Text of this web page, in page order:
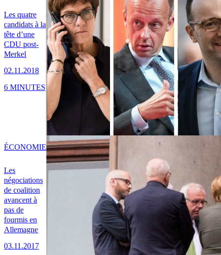
Les quatre
candidats à la
tête d’une
CDU post-
Merkel
02.11.2018
6 MINUTES
Les
négociations
de coalition
avancent à
pas de
fourmis en
Allemagne
03.11.2017
ÉCONOMIE